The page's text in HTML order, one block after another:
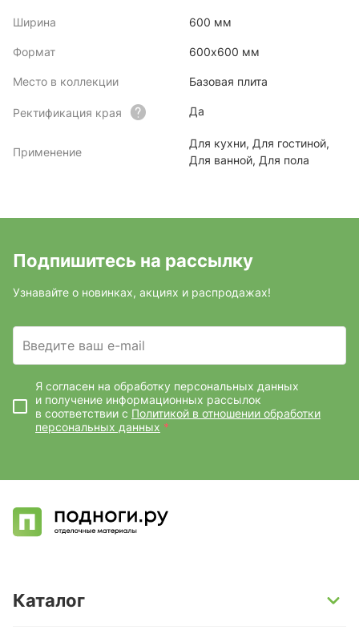
Ширина 600 мм
Формат 600х600 мм
Место в коллекции Базовая плита
Ректификация края Да
Применение
Для кухни, Для гостиной,
Для ванной, Для пола
Подпишитесь на рассылку
Узнавайте о новинках, акциях и распродажах!
Введите ваш e-mail
Я согласен на обработку персональных данных
и получение информационных рассылок
в соответствии с Политикой в отношении обработки
персональных данных *
Каталог